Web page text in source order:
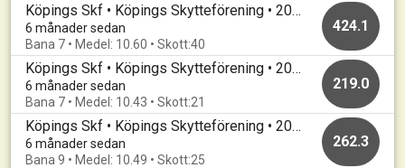
Köpings Skf • Köpings Skytteförening • 20260209
6 månader sedan
Bana 7 • Medel: 10.60 • Skott:40
424.1
Köpings Skf • Köpings Skytteförening • 20260204
6 månader sedan
Bana 7 • Medel: 10.43 • Skott:21
219.0
Köpings Skf • Köpings Skytteförening • 20260121
6 månader sedan
Bana 9 • Medel: 10.49 • Skott:25
262.3